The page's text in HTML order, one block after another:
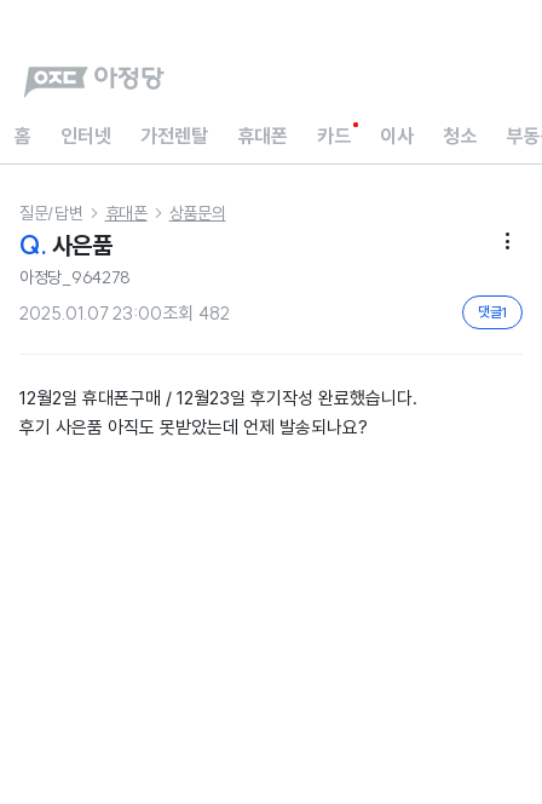
홈 인터넷 가전렌탈 휴대폰 카드 이사 청소 부
질문/답변  휴대폰  상품문의
Q. 사은품 
아정당_964278
2025.01.07 23:00조회 482 댓글1
12월2일 휴대폰구매 / 12월23일 후기작성 완료했습니다.
후기 사은품 아직도 못받았는데 언제 발송되나요?